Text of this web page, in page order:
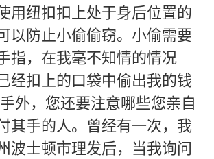
用纽扣扣上处于身后位置的
以防止小偷偷窃。小偷需要
指，在我毫不知情的情况
经扣上的口袋中偷出我的钱
外，您还要注意哪些您亲自
其手的人。曾经有一次，我
波士顿市理发后，当我询问